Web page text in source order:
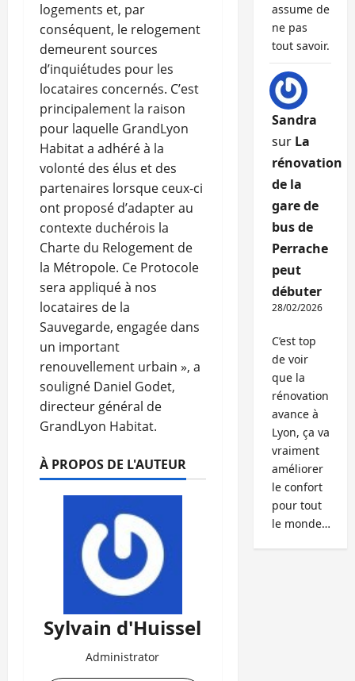
logements et, par
conséquent, le relogement
demeurent sources
d’inquiétudes pour les
locataires concernés. C’est
principalement la raison
pour laquelle GrandLyon
Habitat a adhéré à la
volonté des élus et des
partenaires lorsque ceux-ci
ont proposé d’adapter au
contexte duchérois la
Charte du Relogement de
la Métropole. Ce Protocole
sera appliqué à nos
locataires de la
Sauvegarde, engagée dans
un important
renouvellement urbain », a
souligné Daniel Godet,
directeur général de
GrandLyon Habitat.
À PROPOS DE L'AUTEUR
Sylvain d'Huissel
Administrator
assume de
ne pas
tout savoir.
Sandra
sur La
rénovation
de la
gare de
bus de
Perrache
peut
débuter
28/02/2026
C’est top
de voir
que la
rénovation
avance à
Lyon, ça va
vraiment
améliorer
le confort
pour tout
le monde…